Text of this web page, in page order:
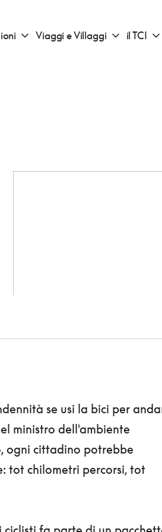
di viaggio"Apri sotto menu "Pubblicazioni"
Viaggi e Villaggi Apri sotto
il TCI
se usi la bici per
ministro dell'ambiente
ogni cittadino potrebbe
tot chilometri percorsi, tot